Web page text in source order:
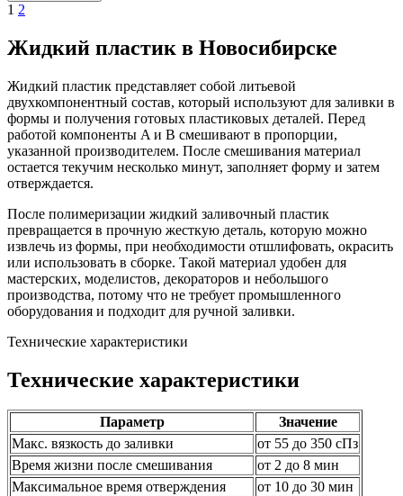
1 2
Жидкий пластик в Новосибирске
Жидкий пластик представляет собой литьевой
двухкомпонентный состав, который используют для заливки в
формы и получения готовых пластиковых деталей. Перед
работой компоненты A и B смешивают в пропорции,
указанной производителем. После смешивания материал
остается текучим несколько минут, заполняет форму и затем
отверждается.
После полимеризации жидкий заливочный пластик
превращается в прочную жесткую деталь, которую можно
извлечь из формы, при необходимости отшлифовать, окрасить
или использовать в сборке. Такой материал удобен для
мастерских, моделистов, декораторов и небольшого
производства, потому что не требует промышленного
оборудования и подходит для ручной заливки.
Технические характеристики
Технические характеристики
Параметр
Значение
Макс. вязкость до заливки
от 55 до 350 сПз
Время жизни после смешивания
от 2 до 8 мин
Максимальное время отверждения
от 10 до 30 мин